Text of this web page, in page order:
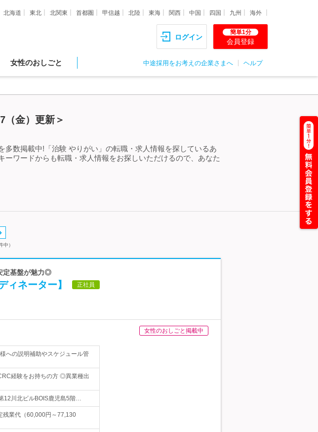
北海道 東北 北関東 首都圏 甲信越 北陸 東海 関西 中国 四国 九州 海外
ログイン
簡単1分
会員登録
女性のおしごと 中途採用をお考えの企業さまへ ヘルプ
（金）更新＞
数掲載中!「治験 やりがい」の転職・求人情報を探しているあ
ワードからも転職・求人情報をお探しいただけるので、あなた
中）
定基盤が魅力◎
ィネーター】 正社員
女性のおしごと掲載中
への説明補助やスケジュール管
経験をお持ちの方 ◎異業種出
12川北ビルBOIS鹿児島5階…
残業代（60,000円～77,130